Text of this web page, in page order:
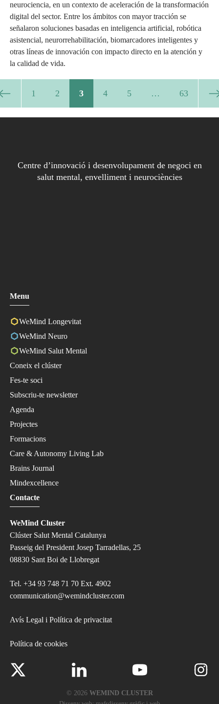
neurociencia, en un contexto de aceleración de la transformación
digital del sector. Entre los ámbitos con mayor tracción se
señalaron soluciones basadas en inteligencia artificial, robótica
asistencial, neurorrehabilitación, biomarcadores inteligentes y
otras líneas de innovación con impacto directo en la atención y
la calidad de vida.
1 2 3 4 5 … 63
Centre d’innovació i desenvolupament de negoci en
salut mental, envelliment i neurociències
Menu
WeMind Longevitat
WeMind Neuro
WeMind Salut Mental
Coneix el clúster
Fes-te soci
Subscriu-te newsletter
Agenda
Projectes
Formacions
Care & Autonomy Living Lab
Brains Journal
Mindexcellence
Contacte
WeMind Cluster
Clúster Salut Mental Catalunya
Passeig del President Josep Tarradellas, 25
08830 Sant Boi de Llobregat
Tel. +34 93 748 71 70 Ext. 4902
communication@wemindcluster.com
Avís Legal i Política de privacitat
Política de cookies
© 2026 WEMIND CLUSTER